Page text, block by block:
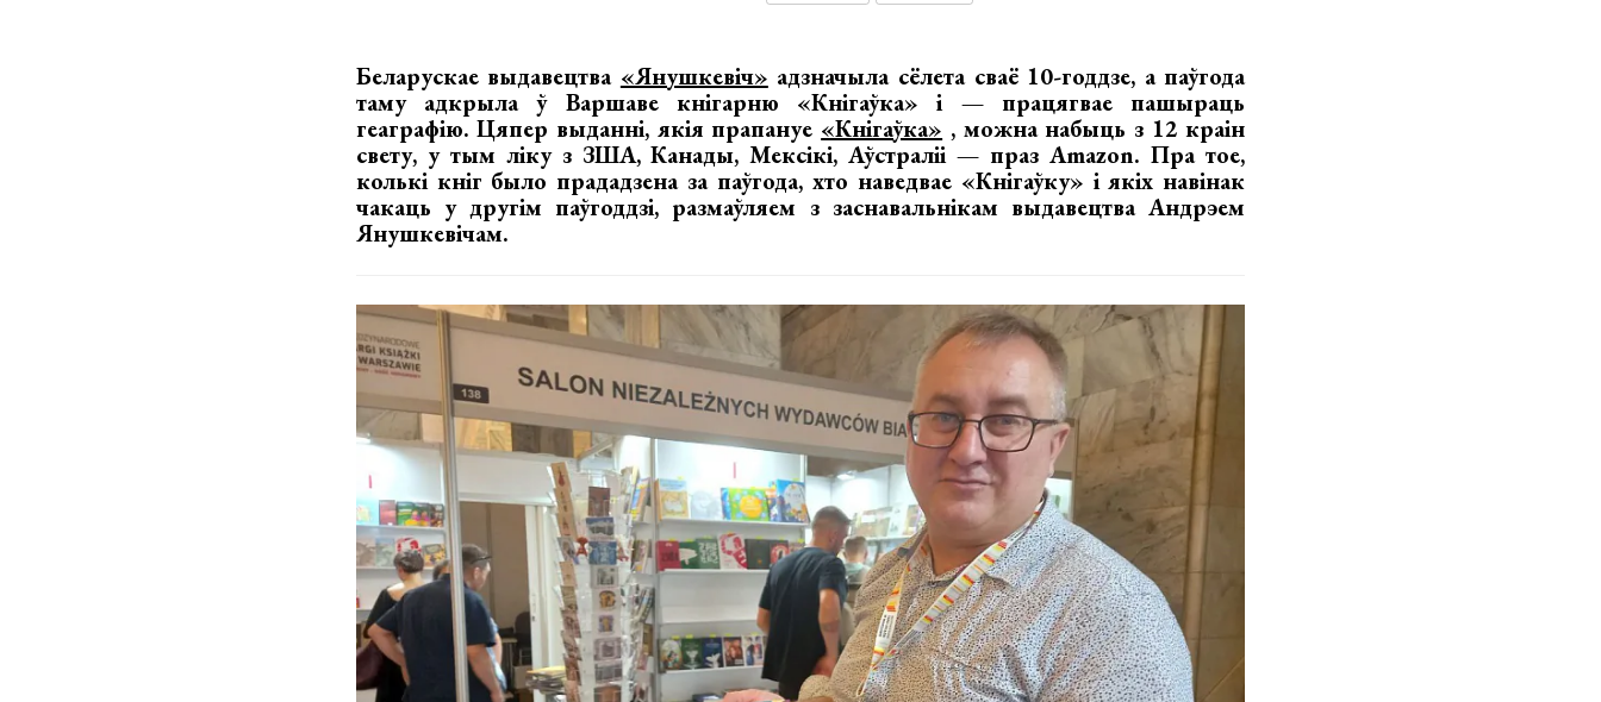
Беларускае выдавецтва «Янушкевіч» адзначыла сёлета сваё 10-годдзе, а паўгода
таму адкрыла ў Варшаве кнігарню «Кнігаўка» і — працягвае пашыраць
геаграфію. Цяпер выданні, якія прапануе «Кнігаўка» , можна набыць з 12 краін
свету, у тым ліку з ЗША, Канады, Мексікі, Аўстраліі — праз Amazon. Пра тое,
колькі кніг было прададзена за паўгода, хто наведвае «Кнігаўку» і якіх навінак
чакаць у другім паўгоддзі, размаўляем з заснавальнікам выдавецтва Андрэем
Янушкевічам.